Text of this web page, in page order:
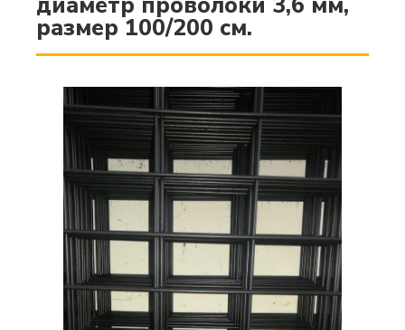
размер 100/200 см.